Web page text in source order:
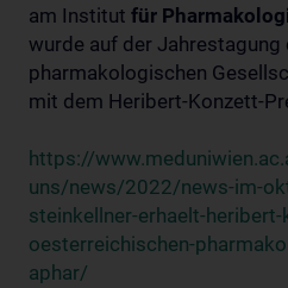
am Institut für
wurde auf der
pharmakologischen
mit dem Heribert-Konzett-
https://
uns/news/2022/news-im-
steinkellner-erhaelt-
oesterreichischen-
aphar/